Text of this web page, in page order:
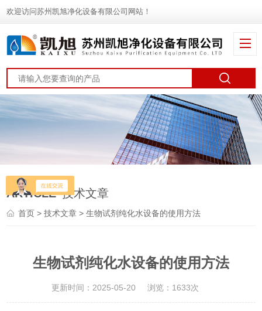
欢迎访问苏州凯旭净化设备有限公司网站！
ARTICLE 技术文章
首页 >技术文章 > 生物试剂纯化水设备的使用方法
生物试剂纯化水设备的使用方法
更新时间：2025-05-20 浏览：1633次